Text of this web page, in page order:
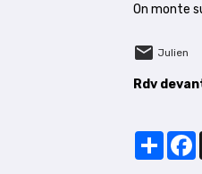
On monte
Julien
Rdv